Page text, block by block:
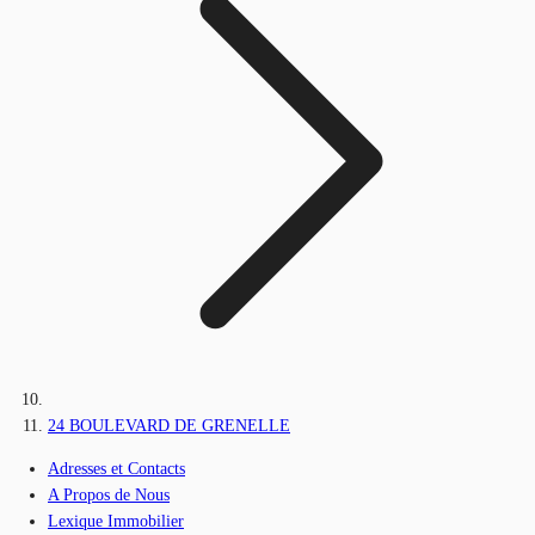
24 BOULEVARD DE GRENELLE
Adresses et Contacts
A Propos de Nous
Lexique Immobilier